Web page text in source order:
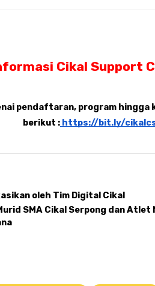
Cikal Support
pendaftaran, program hingga
berikut : https://bit.ly/
oleh Tim Digital Cikal
SMA Cikal Serpong dan Atlet